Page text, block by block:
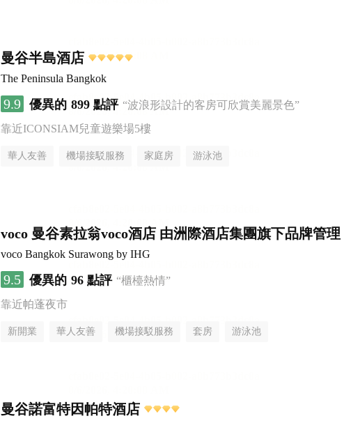
曼谷半島酒店
The Peninsula Bangkok
9.9 優異的 899 點評 “波浪形設計的客房可欣賞美麗景色”
靠近ICONSIAM兒童遊樂場5樓
華人友善 機場接駁服務 家庭房 游泳池
voco 曼谷素拉翁voco酒店 由洲際酒店集團旗下品牌管理
voco Bangkok Surawong by IHG
9.5 優異的 96 點評 “櫃檯熱情”
靠近帕蓬夜市
新開業 華人友善 機場接駁服務 套房 游泳池
曼谷諾富特因帕特酒店